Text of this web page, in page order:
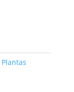
Plantas